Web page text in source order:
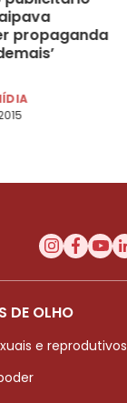
propaganda
DE OLHO
e reprodutivos